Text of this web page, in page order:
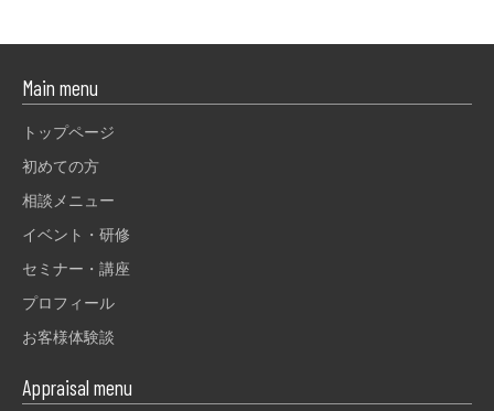
Main menu
トップページ
初めての方
相談メニュー
イベント・研修
セミナー・講座
プロフィール
お客様体験談
Appraisal menu